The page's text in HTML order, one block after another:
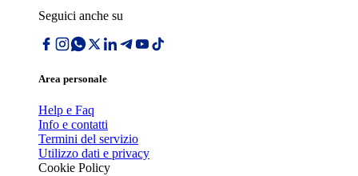
Seguici anche su
Area personale
Help e Faq
Info e contatti
Termini del servizio
Utilizzo dati e privacy
Cookie Policy